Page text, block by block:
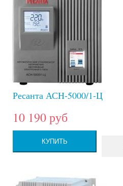
Ресанта АСН-5000/1-Ц
10 190 руб
КУПИТЬ